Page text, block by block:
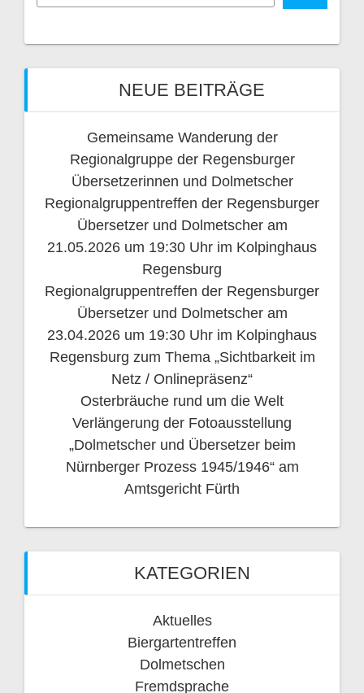
NEUE BEITRÄGE
Gemeinsame Wanderung der
Regionalgruppe der Regensburger
Übersetzerinnen und Dolmetscher
Regionalgruppentreffen der Regensburger
Übersetzer und Dolmetscher am
21.05.2026 um 19:30 Uhr im Kolpinghaus
Regensburg
Regionalgruppentreffen der Regensburger
Übersetzer und Dolmetscher am
23.04.2026 um 19:30 Uhr im Kolpinghaus
Regensburg zum Thema „Sichtbarkeit im
Netz / Onlinepräsenz“
Osterbräuche rund um die Welt
Verlängerung der Fotoausstellung
„Dolmetscher und Übersetzer beim
Nürnberger Prozess 1945/1946“ am
Amtsgericht Fürth
KATEGORIEN
Aktuelles
Biergartentreffen
Dolmetschen
Fremdsprache